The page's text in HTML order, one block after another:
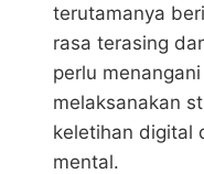
terutamanya
rasa terasing
perlu
melaksanakan
keletihan digital
mental​​.